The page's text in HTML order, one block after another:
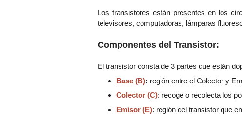
Los transistores están presentes en los
televisores, computadoras, lámparas
Componentes del Transistor:
El transistor consta de 3 partes que están
Base (B): región entre el Colector y
Colector (C): recoge o recolecta los
Emisor (E): región del transistor que